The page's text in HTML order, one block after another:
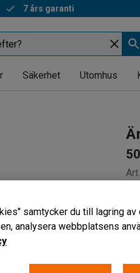
7 års garanti
Säkerhet Utomhus
samtycker du till lagring
analysera webbplatsens